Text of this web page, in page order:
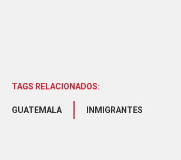
TAGS RELACIONADOS:
GUATEMALA INMIGRANTES